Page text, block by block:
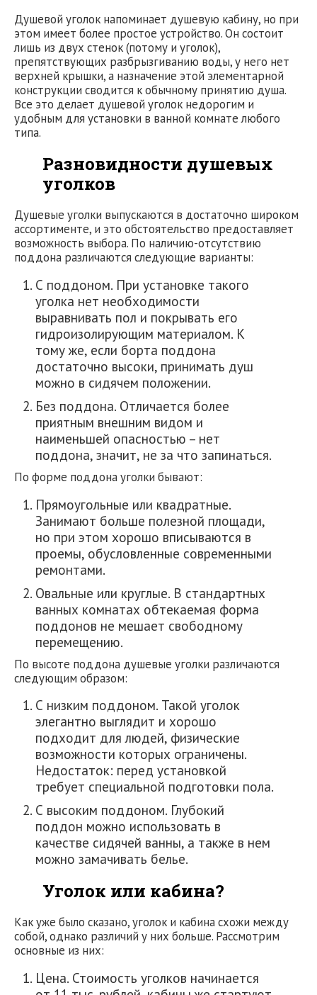
Душевой уголок напоминает душевую кабину, но при
этом имеет более простое устройство. Он состоит
лишь из двух стенок (потому и уголок),
препятствующих разбрызгиванию воды, у него нет
верхней крышки, а назначение этой элементарной
конструкции сводится к обычному принятию душа.
Все это делает душевой уголок недорогим и
удобным для установки в ванной комнате любого
типа.
Разновидности душевых
уголков
Душевые уголки выпускаются в достаточно широком
ассортименте, и это обстоятельство предоставляет
возможность выбора. По наличию-отсутствию
поддона различаются следующие варианты:
С поддоном. При установке такого
уголка нет необходимости
выравнивать пол и покрывать его
гидроизолирующим материалом. К
тому же, если борта поддона
достаточно высоки, принимать душ
можно в сидячем положении.
Без поддона. Отличается более
приятным внешним видом и
наименьшей опасностью – нет
поддона, значит, не за что запинаться.
По форме поддона уголки бывают:
Прямоугольные или квадратные.
Занимают больше полезной площади,
но при этом хорошо вписываются в
проемы, обусловленные современными
ремонтами.
Овальные или круглые. В стандартных
ванных комнатах обтекаемая форма
поддонов не мешает свободному
перемещению.
По высоте поддона душевые уголки различаются
следующим образом:
С низким поддоном. Такой уголок
элегантно выглядит и хорошо
подходит для людей, физические
возможности которых ограничены.
Недостаток: перед установкой
требует специальной подготовки пола.
С высоким поддоном. Глубокий
поддон можно использовать в
качестве сидячей ванны, а также в нем
можно замачивать белье.
Уголок или кабина?
Как уже было сказано, уголок и кабина схожи между
собой, однако различий у них больше. Рассмотрим
основные из них:
Цена. Стоимость уголков начинается